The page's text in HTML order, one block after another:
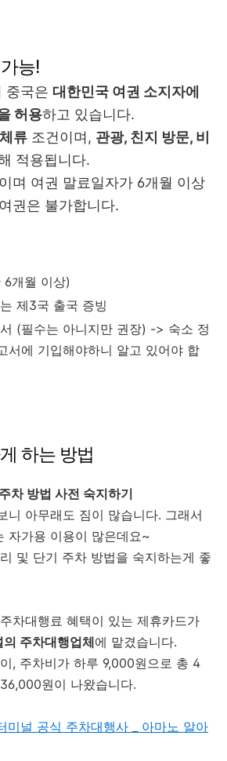
능!
중국은 대한민국 여권 소지자에
허용하고 있습니다.
류 조건이며, 관광, 친지 방문, 비
적용됩니다.
며 여권 말료일자가 6개월 이상
권은 불가합니다.
6개월 이상)
제3국 출국 증빙
(필수는 아니지만 권장) -> 숙소 정
서에 기입해야하니 알고 있어야 합
하는 방법
차 방법 사전 숙지하기
니 아무래도 짐이 많습니다. 그래서
자가용 이용이 많은데요~
및 단기 주차 방법을 숙지하는게 좋
차대행료 혜택이 있는 제휴카드가
의 주차대행업체에 맡겼습니다.
, 주차비가 하루 9,000원으로 총 4
원이 나왔습니다.
미널 공식 주차대행사 _ 아마노 알아